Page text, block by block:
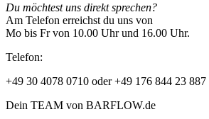
Du möchtest uns direkt sprechen?
Am Telefon erreichst du uns von
Mo bis Fr von 10.00 Uhr und 16.00 Uhr.
Telefon:
+49 30 4078 0710 oder +49 176 844 23 887
Dein TEAM von BARFLOW.de